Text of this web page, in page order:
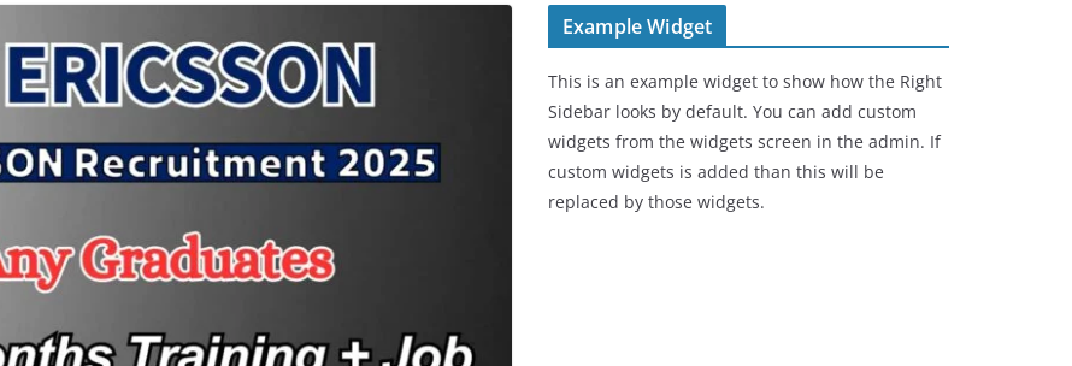
Example Widget
This is an example widget to show how the Right
Sidebar looks by default. You can add custom
widgets from the widgets screen in the admin. If
custom widgets is added than this will be
replaced by those widgets.